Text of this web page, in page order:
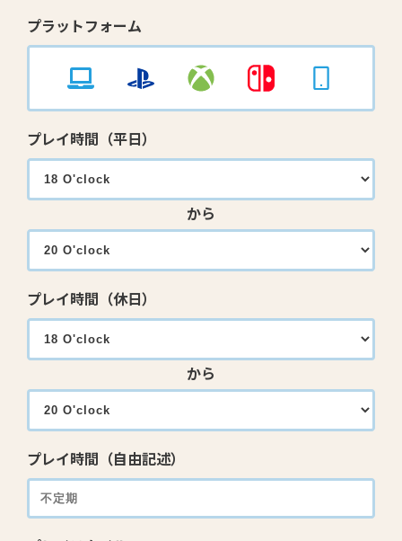
プラットフォーム
プレイ時間（平日）
から
プレイ時間（休日）
から
プレイ時間（自由記述）